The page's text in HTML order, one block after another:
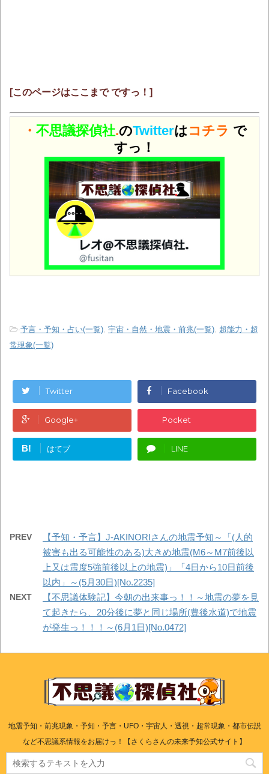
[このページはここまで ですっ！]
・ 不思議探偵社.のTwitterはコチラ で
すっ！
-予言・予知・占い(一覧) 宇宙・自然・地震・前兆(一覧) 超能力・超
常現象(一覧)
Twitter Facebook
Google+ Pocket
B! はてブ LINE
PREV
【予知・予言】J-AKINORIさんの地震予知～「(人的
被害も出る可能性のある)大きめ地震(M6～M7前後以
上又は震度5強前後以上の地震)」「4日から10日前後
以内」～(5月30日)[No.2235]
NEXT
【不思議体験記】今朝の出来事っ！！～地震の夢を見
て起きたら、20分後に夢と同じ場所(豊後水道)で地震
が発生っ！！！～(6月1日)[No.0472]
地震予知・前兆現象・予知・予言・UFO・宇宙人・透視・超常現象・都市伝説
など不思議系情報をお届けっ！【さくらさんの未来予知公式サイト】